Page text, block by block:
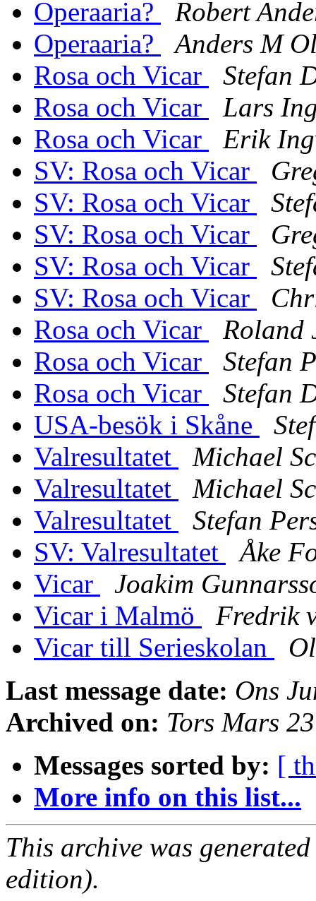
Operaaria?
Robert
Operaaria?
Anders M
Rosa och Vicar
Stefan
Rosa och Vicar
Lars
Rosa och Vicar
Erik
SV: Rosa och Vicar
SV: Rosa och Vicar
SV: Rosa och Vicar
SV: Rosa och Vicar
SV: Rosa och Vicar
Rosa och Vicar
Roland
Rosa och Vicar
Stefan
Rosa och Vicar
Stefan
USA-besök i Skåne
Valresultatet
Michael
Valresultatet
Michael
Valresultatet
Stefan
SV: Valresultatet
Åke
Vicar
Joakim
Vicar i Malmö
Fredrik
Vicar till Serieskolan
Last message date: Ons
Archived on: Tors Mars
Messages sorted by: [
More info on this list...
This archive was
edition).